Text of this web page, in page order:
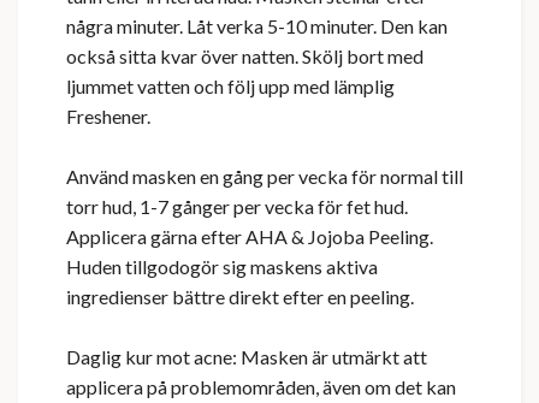
några minuter. Låt verka 5-10 minuter. Den kan
också sitta kvar över natten. Skölj bort med
ljummet vatten och följ upp med lämplig
Freshener.
Använd masken en gång per vecka för normal till
torr hud, 1-7 gånger per vecka för fet hud.
Applicera gärna efter AHA & Jojoba Peeling.
Huden tillgodogör sig maskens aktiva
ingredienser bättre direkt efter en peeling.
Daglig kur mot acne: Masken är utmärkt att
applicera på problemområden, även om det kan